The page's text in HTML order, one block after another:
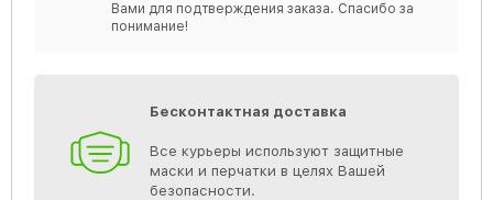
Вами для подтверждения заказа. Спасибо за
понимание!
Бесконтактная доставка
Все курьеры используют защитные
маски и перчатки в целях Вашей
безопасности.